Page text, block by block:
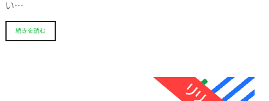
い…
続きを読む